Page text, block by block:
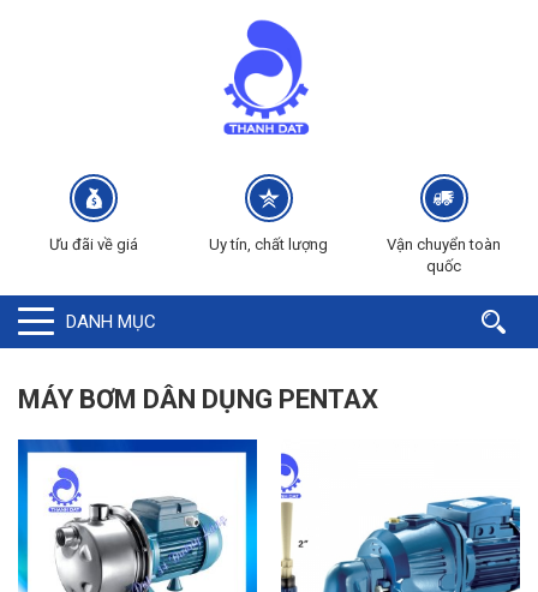
Ưu đãi về giá Uy tín, chất lượng
Vận chuyển toàn
quốc
DANH MỤC
MÁY BƠM DÂN DỤNG PENTAX